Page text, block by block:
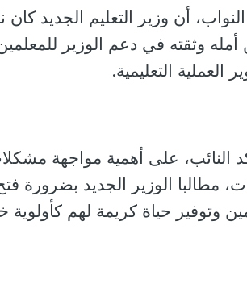
أن وزير التعليم الجديد كان
وثقته في دعم الوزير
التعليمية.
النائب، على أهمية مواجهة
مطالبا الوزير الجديد بضرورة
وتوفير حياة كريمة لهم كأولوية